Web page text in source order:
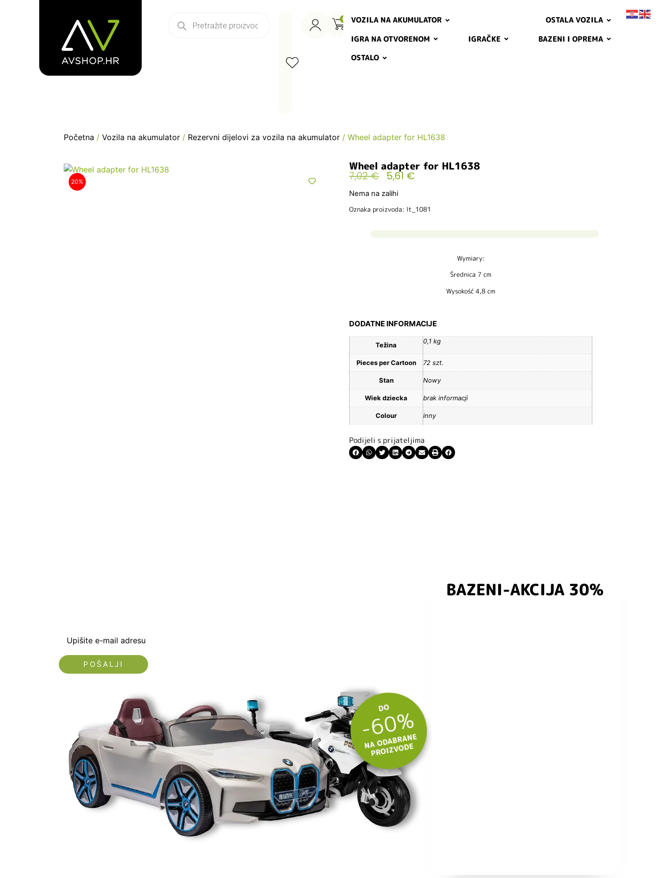
0 VOZILA NA AKUMULATOR
OSTALA VOZILA
IGRA NA OTVORENOM
IGRAČKE
BAZENI I OPREMA
OSTALO
Početna / Vozila na akumulator / Rezervni dijelovi za vozila na akumulator / Wheel adapter for HL1638
20%
Wheel adapter for HL1638
7,02€ 5,61 €
Nema na zalihi
Oznaka proizvoda: lt_1081
Wymiary:
Średnica 7 cm
Wysokość 4,8 cm
DODATNE INFORMACIJE
Težina 0,1 kg
Pieces per Cartoon 72 szt.
Stan Nowy
Wiek dziecka brak informacji
Colour inny
Podijeli s prijateljima
Upišite e-mail adresu
BAZENI-AKCIJA 30%